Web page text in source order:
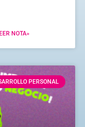
NOTA»
PERSONAL